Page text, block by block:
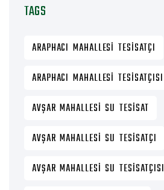
TAGS
ARAPHACI MAHALLESI TESISATÇI
ARAPHACI MAHALLESI TESISATÇISI
AVŞAR MAHALLESI SU TESISAT
AVŞAR MAHALLESI SU TESISATÇI
AVŞAR MAHALLESI SU TESISATÇISI